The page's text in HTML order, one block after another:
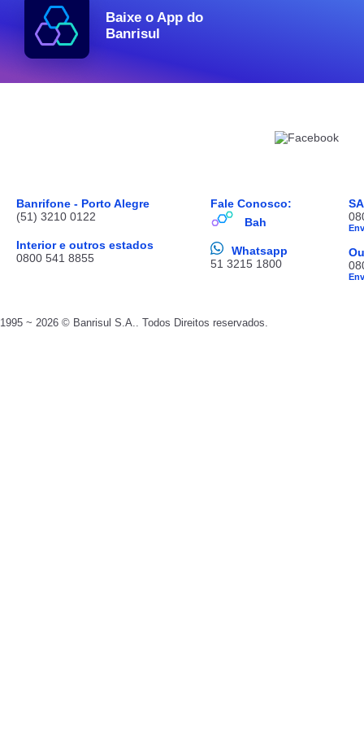
Baixe o App do
Banrisul
Banrifone - Porto Alegre
(51) 3210 0122
Interior e outros estados
0800 541 8855
Fale Conosco:
Bah
Whatsapp
51 3215 1800
1995 ~ 2026 © Banrisul S.A.. Todos Direitos reservados.